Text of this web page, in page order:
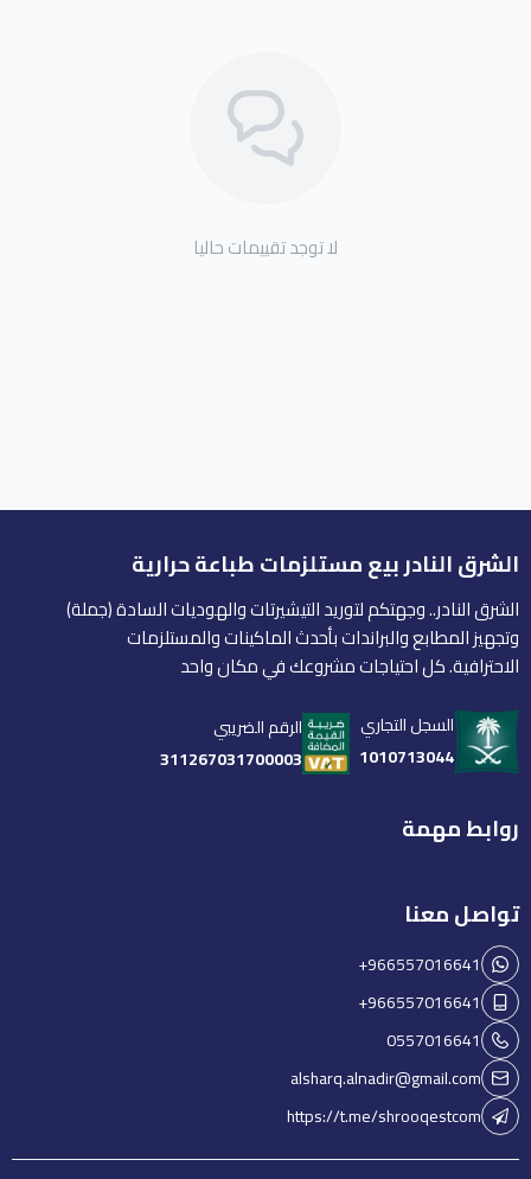
لا توجد تقييمات حاليا
الشرق النادر بيع مستلزمات طباعة حرارية
الشرق النادر.. وجهتكم لتوريد التيشيرتات والهوديات السادة (جملة)
وتجهيز المطابع والبراندات بأحدث الماكينات والمستلزمات
الاحترافية. كل احتياجات مشروعك في مكان واحد
السجل التجاري
1010713044
الرقم الضريبي
311267031700003
روابط مهمة
تواصل معنا
+966557016641
+966557016641
0557016641
alsharq.alnadir@gmail.com
https://t.me/shrooqestcom